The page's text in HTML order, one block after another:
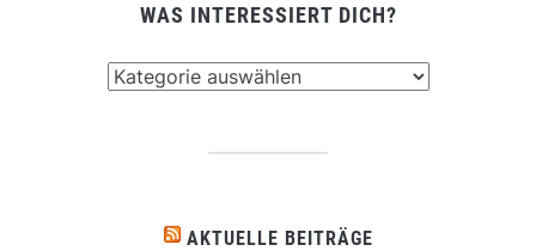
WAS INTERESSIERT DICH?
AKTUELLE BEITRÄGE